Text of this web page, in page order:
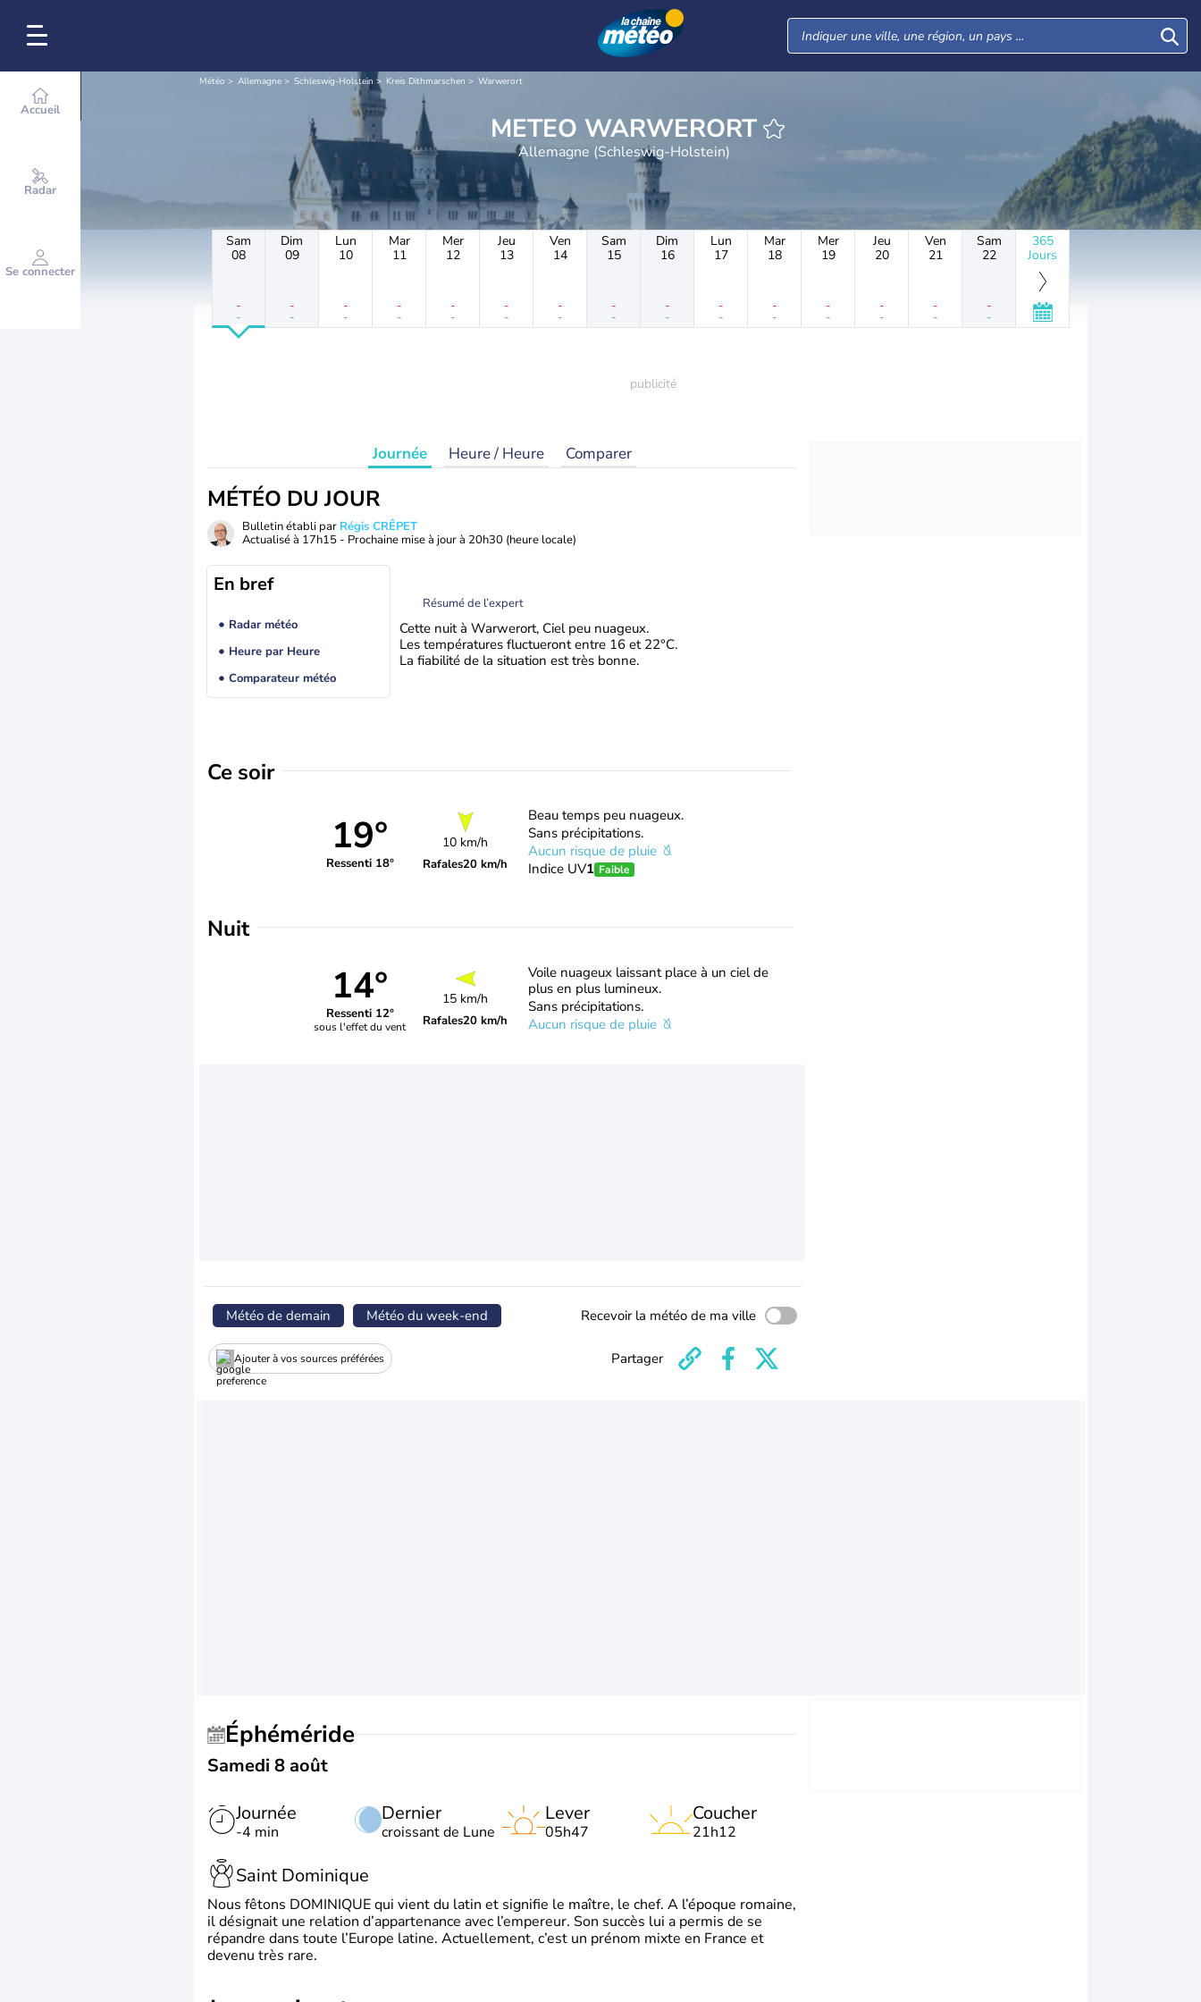
Accueil
Radar
Se connecter
Météo Allemagne Schleswig-Holstein Kreis Dithmarschen Warwerort
METEO WARWERORT
Allemagne (Schleswig-Holstein)
Sam
08
-
-
Dim
09
-
-
Lun
10
-
-
Mar
11
-
-
Mer
12
-
-
Jeu
13
-
-
Ven
14
-
-
Sam
15
-
-
Dim
16
-
-
Lun
17
-
-
Mar
18
-
-
Mer
19
-
-
Jeu
20
-
-
Ven
21
-
-
Sam
22
-
-
365
Jours
Journée Heure / Heure Comparer
MÉTÉO DU JOUR
Bulletin établi par Régis CRÊPET
Actualisé à 17h15 - Prochaine mise à jour à 20h30 (heure locale)
En bref
Radar météo
Heure par Heure
Comparateur météo
Résumé de l’expert
Cette nuit à Warwerort, Ciel peu nuageux.
Les températures fluctueront entre 16 et 22°C.
La fiabilité de la situation est très bonne.
Ce soir
19°
Ressenti 18°
10 km/h
Rafales20 km/h
Beau temps peu nuageux.
Sans précipitations.
Aucun risque de pluie
Indice UV1 Faible
Nuit
14°
Ressenti 12°
sous l'effet du vent
15 km/h
Rafales20 km/h
Voile nuageux laissant place à un ciel de
plus en plus lumineux.
Sans précipitations.
Aucun risque de pluie
Météo de demain Météo du week-end Recevoir la météo de ma ville
Ajouter à vos sources préférées Partager
Éphéméride
Samedi 8 août
Journée
-4 min
Dernier
croissant de Lune
Lever
05h47
Coucher
21h12
Saint Dominique
Nous fêtons DOMINIQUE qui vient du latin et signifie le maître, le chef. A l’époque romaine,
il désignait une relation d’appartenance avec l’empereur. Son succès lui a permis de se
répandre dans toute l’Europe latine. Actuellement, c’est un prénom mixte en France et
devenu très rare.